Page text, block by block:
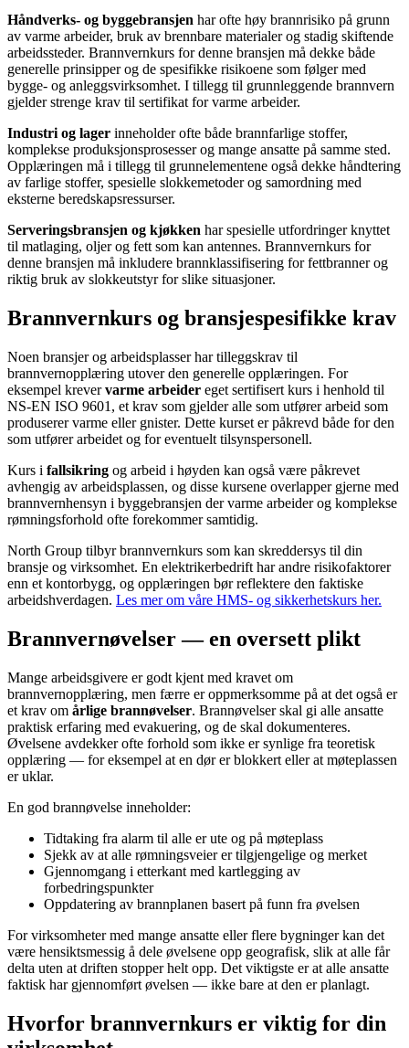
Håndverks- og byggebransjen har ofte høy brannrisiko på grunn
av varme arbeider, bruk av brennbare materialer og stadig skiftende
arbeidssteder. Brannvernkurs for denne bransjen må dekke både
generelle prinsipper og de spesifikke risikoene som følger med
bygge- og anleggsvirksomhet. I tillegg til grunnleggende brannvern
gjelder strenge krav til sertifikat for varme arbeider.
Industri og lager inneholder ofte både brannfarlige stoffer,
komplekse produksjonsprosesser og mange ansatte på samme sted.
Opplæringen må i tillegg til grunnelementene også dekke håndtering
av farlige stoffer, spesielle slokkemetoder og samordning med
eksterne beredskapsressurser.
Serveringsbransjen og kjøkken har spesielle utfordringer knyttet
til matlaging, oljer og fett som kan antennes. Brannvernkurs for
denne bransjen må inkludere brannklassifisering for fettbranner og
riktig bruk av slokkeutstyr for slike situasjoner.
Brannvernkurs og bransjespesifikke krav
Noen bransjer og arbeidsplasser har tilleggskrav til
brannvernopplæring utover den generelle opplæringen. For
eksempel krevervarme arbeider eget sertifisert kurs i henhold til
NS-EN ISO 9601, et krav som gjelder alle som utfører arbeid som
produserer varme eller gnister. Dette kurset er påkrevd både for den
som utfører arbeidet og for eventuelt tilsynspersonell.
Kurs i fallsikring og arbeid i høyden kan også være påkrevet
avhengig av arbeidsplassen, og disse kursene overlapper gjerne med
brannvernhensyn i byggebransjen der varme arbeider og komplekse
rømningsforhold ofte forekommer samtidig.
North Group tilbyr brannvernkurs som kan skreddersys til din
bransje og virksomhet. En elektrikerbedrift har andre risikofaktorer
enn et kontorbygg, og opplæringen bør reflektere den faktiske
arbeidshverdagen. Les mer om våre HMS- og sikkerhetskurs her.
Brannvernøvelser — en oversett plikt
Mange arbeidsgivere er godt kjent med kravet om
brannvernopplæring, men færre er oppmerksomme på at det også er
et krav om årlige brannøvelser. Brannøvelser skal gi alle ansatte
praktisk erfaring med evakuering, og de skal dokumenteres.
Øvelsene avdekker ofte forhold som ikke er synlige fra teoretisk
opplæring — for eksempel at en dør er blokkert eller at møteplassen
er uklar.
En god brannøvelse inneholder:
Tidtaking fra alarm til alle er ute og på møteplass
Sjekk av at alle rømningsveier er tilgjengelige og merket
Gjennomgang i etterkant med kartlegging av
forbedringspunkter
Oppdatering av brannplanen basert på funn fra øvelsen
For virksomheter med mange ansatte eller flere bygninger kan det
være hensiktsmessig å dele øvelsene opp geografisk, slik at alle får
delta uten at driften stopper helt opp. Det viktigste er at alle ansatte
faktisk har gjennomført øvelsen — ikke bare at den er planlagt.
Hvorfor brannvernkurs er viktig for din